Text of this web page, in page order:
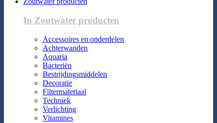
In Zoutwater producten
Accessoires en onderdelen
Achterwanden
Aquaria
Bacteriën
Bestrijdingsmiddelen
Decoratie
Filtermateriaal
Techniek
Verlichting
Vitamines